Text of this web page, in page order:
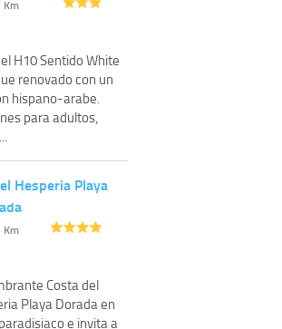
Km
H10 Sentido White
renovado con un
hispano-arabe.
para adultos,
Hesperia Playa
Km
Costa del
Playa Dorada en
e invita a